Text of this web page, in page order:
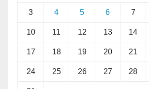
3 4 5 6 7
10 11 12 13 14
17 18 19 20 21
24 25 26 27 28